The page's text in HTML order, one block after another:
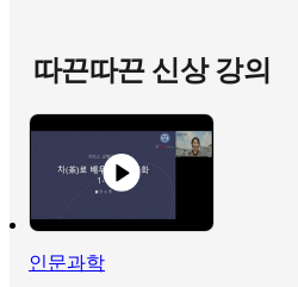
따끈따끈 신상 강의
인문과학